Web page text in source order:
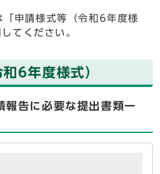
申請様式等（令和6年度様
てください。
6年度様式）
報告に必要な提出書類一